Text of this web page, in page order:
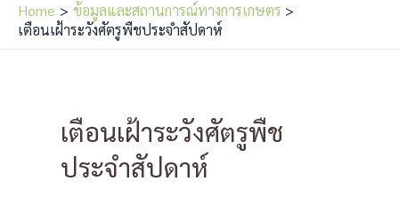
Home
ข้อมูลและสถานการณ์ทางการเกษตร
เตือนเฝ้าระวังศัตรูพืชประจำสัปดาห์
เตือนเฝ้าระวังศัตรูพืช
ประจำสัปดาห์